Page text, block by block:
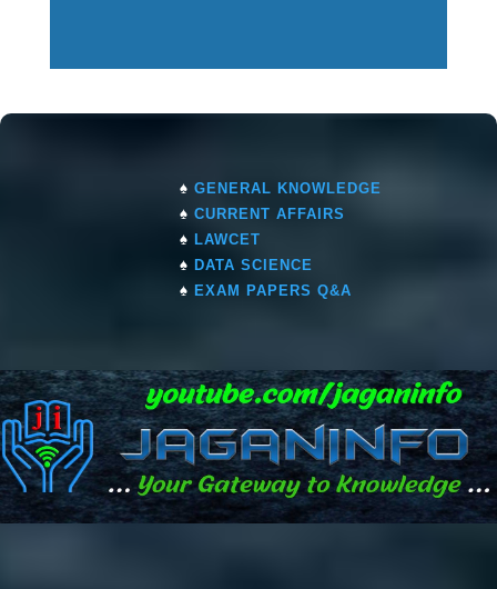
♠ GENERAL KNOWLEDGE
♠ CURRENT AFFAIRS
♠ LAWCET
♠ DATA SCIENCE
♠ EXAM PAPERS Q&A